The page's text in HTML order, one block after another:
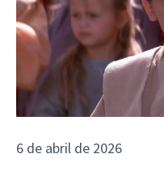
6 de abril de 2026